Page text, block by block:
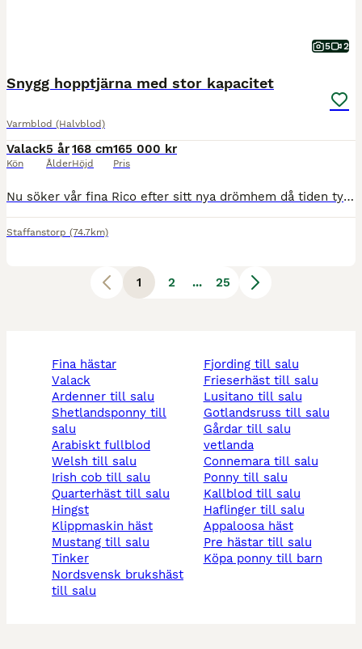
5 2
Snygg hopptjärna med stor kapacitet
Varmblod (Halvblod)
Valack
Kön
5 år
Ålder
168 cm
Höjd
165 000 kr
Pris
​Nu söker vår fina Rico efter sitt nya drömhem då tiden tyvärr inte räcker till. ​Rico är en otroligt positiv häst som vill arbeta och lära sig nya saker. Han gillar när man rids med mjuk hand och tydliga hjälper. Han har en fin hoppstam, älskar att hoppa och drar sig till hinder utan att stanna med fin teknik. Passar även utmärkt till fälttävlan. ​Han är grön för sin ålde
Staffanstorp (74.7km)
1 2 ... 25
fina hästar
valack
ardenner till salu
shetlandsponny till
salu
arabiskt fullblod
welsh till salu
irish cob till salu
quarterhäst till salu
hingst
klippmaskin häst
mustang till salu
tinker
nordsvensk brukshäst
till salu
fjording till salu
frieserhäst till salu
lusitano till salu
gotlandsruss till salu
gårdar till salu
vetlanda
connemara till salu
ponny till salu
kallblod till salu
haflinger till salu
appaloosa häst
pre hästar till salu
köpa ponny till barn